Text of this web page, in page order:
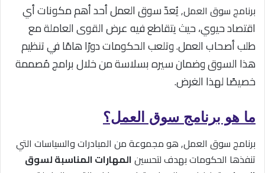
برنامج سوق العمل,يُعدّ سوق العمل أحد أهم مكونات أي
اقتصاد حيوي، حيث يتقاطع فيه عرض القوى العاملة مع
طلب أصحاب العمل. وتلعب الحكومات دورًا هامًا في تنظيم
هذا السوق وضمان سيره بسلاسة من خلال برامج مُصممة
خصيصًا لهذا الغرض.
ما هو برنامج سوق العمل؟
برنامج سوق العمل, هو مجموعة من المبادرات والسياسات التي
تنفذها الحكومات بهدف لتحسينالمهارات المناسبة لسوق